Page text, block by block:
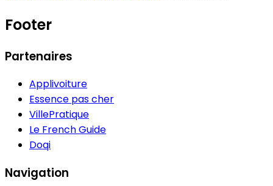
Footer
Partenaires
Applivoiture
Essence pas cher
VillePratique
Le French Guide
Doqi
Navigation